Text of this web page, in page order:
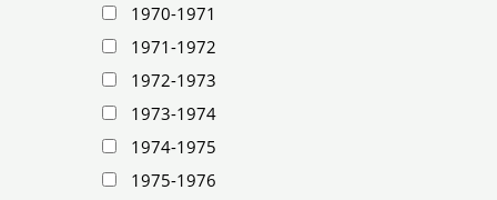
1970-1971
1971-1972
1972-1973
1973-1974
1974-1975
1975-1976